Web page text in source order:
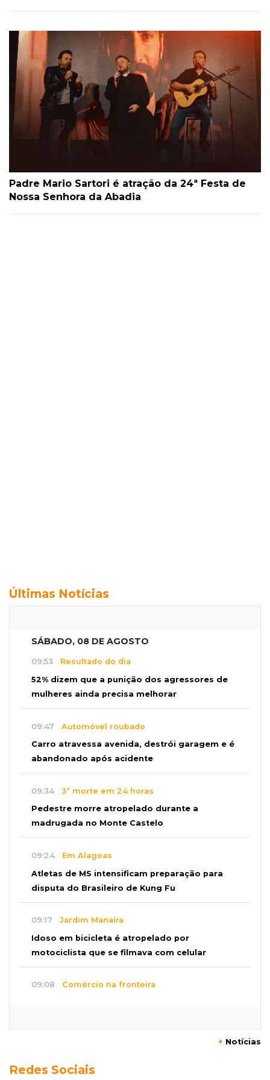
Padre Mario Sartori é atração da 24ª Festa de
Nossa Senhora da Abadia
Últimas Notícias
SÁBADO, 08 DE AGOSTO
09:53 Resultado do dia
52% dizem que a punição dos agressores de
mulheres ainda precisa melhorar
09:47 Automóvel roubado
Carro atravessa avenida, destrói garagem e é
abandonado após acidente
09:34 3ª morte em 24 horas
Pedestre morre atropelado durante a
madrugada no Monte Castelo
09:24 Em Alagoas
Atletas de MS intensificam preparação para
disputa do Brasileiro de Kung Fu
09:17 Jardim Manaíra
Idoso em bicicleta é atropelado por
motociclista que se filmava com celular
09:08 Comércio na fronteira
Chegada de frente fria muda o tempo e
+ Notícias
Redes Sociais